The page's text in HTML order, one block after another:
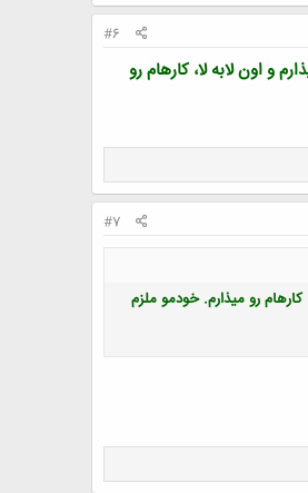
#6
و اون لابه لا، کارهام رو
#7
رو میذارم. خودمو ملزم